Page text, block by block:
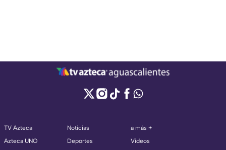
TV Azteca
Azteca UNO
Noticias
Deportes
a más +
Videos